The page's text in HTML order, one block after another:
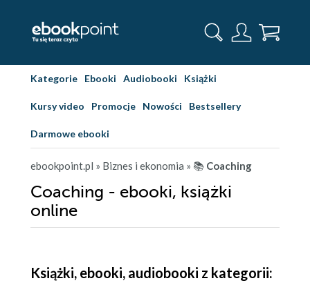
Kategorie Ebooki Audiobooki Książki
Kursy video Promocje Nowości Bestsellery
Darmowe ebooki
ebookpoint.pl » Biznes i ekonomia » 📚 Coaching
Coaching - ebooki, książki
online
Książki, ebooki, audiobooki z kategorii: